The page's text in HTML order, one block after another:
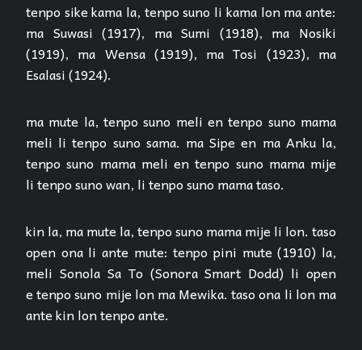
tenpo sike kama la, tenpo suno li kama lon ma ante:
ma Suwasi (1917), ma Sumi (1918), ma Nosiki
(1919), ma Wensa (1919), ma Tosi (1923), ma
Esalasi (1924).
ma mute la, tenpo suno meli en tenpo suno mama
meli li tenpo suno sama. ma Sipe en ma Anku la,
tenpo suno mama meli en tenpo suno mama mije
li tenpo suno wan, li tenpo suno mama taso.
kin la, ma mute la, tenpo suno mama mije li lon. taso
open ona li ante mute: tenpo pini mute (1910) la,
meli Sonola Sa To (Sonora Smart Dodd) li open
e tenpo suno mije lon ma Mewika. taso ona li lon ma
ante kin lon tenpo ante.